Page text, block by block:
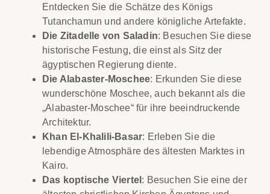
Entdecken Sie die Schätze des Königs
Tutanchamun und andere königliche Artefakte.
Die Zitadelle von Saladin: Besuchen Sie diese
historische Festung, die einst als Sitz der
ägyptischen Regierung diente.
Die Alabaster-Moschee: Erkunden Sie diese
wunderschöne Moschee, auch bekannt als die
„Alabaster-Moschee“ für ihre beeindruckende
Architektur.
Khan El-Khalili-Basar: Erleben Sie die
lebendige Atmosphäre des ältesten Marktes in
Kairo.
Das koptische Viertel : Besuchen Sie eine der